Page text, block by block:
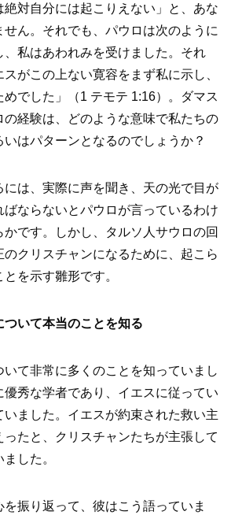
絶対自分には起こりえない」と、あな
ん。それでも、パウロは次のように
、私はあわれみを受けました。それ
がこの上ない寛容をまず私に示し、
でした」（1 テモテ 1:16）。ダマス
の経験は、どのような意味で私たちの
はパターンとなるのでしょうか？
には、実際に声を聞き、天の光で目が
ばならないとパウロが言っているわけ
です。しかし、タルソ人サウロの回
クリスチャンになるために、起こら
を示す雛形です。
ついて本当のことを知る
て非常に多くのことを知っていまし
優秀な学者であり、イエスに従ってい
いました。イエスが約束された救い主
たと、クリスチャンたちが主張して
した。
を振り返って、彼はこう語っていま